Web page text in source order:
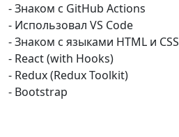
- Знаком с GitHub Actions
- Использовал VS Code
- Знаком с языками HTML и CSS
- React (with Hooks)
- Redux (Redux Toolkit)
- Bootstrap